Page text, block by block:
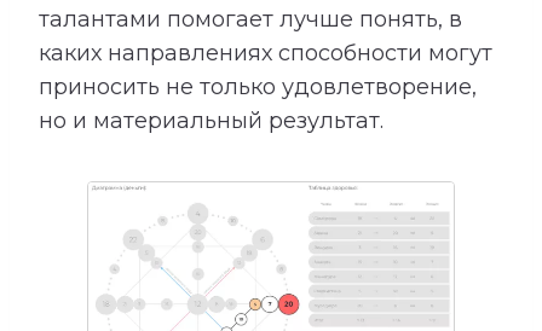
талантами помогает лучше понять, в
каких направлениях способности могут
приносить не только удовлетворение,
но и материальный результат.